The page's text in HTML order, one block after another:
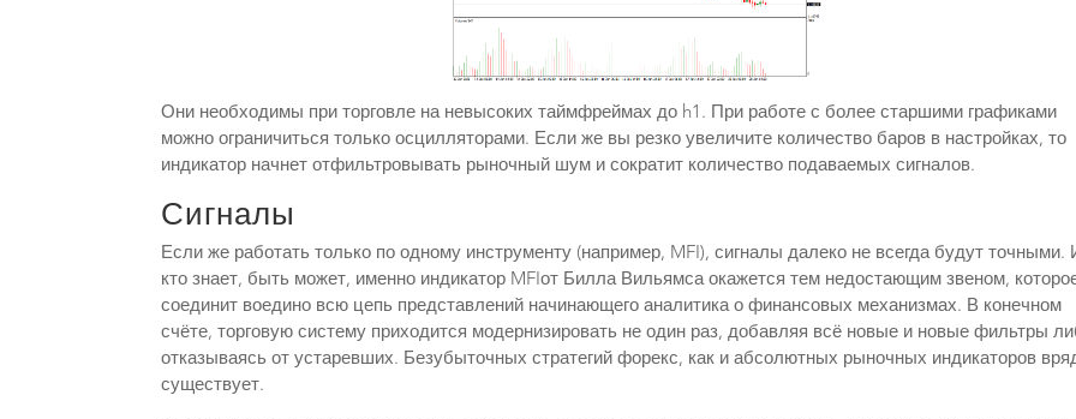
Они необходимы при торговле на невысоких таймфреймах до h1. При работе с более старшими графиками
можно ограничиться только осцилляторами. Если же вы резко увеличите количество баров в настройках, то
индикатор начнет отфильтровывать рыночный шум и сократит количество подаваемых сигналов.
Сигналы
Если же работать только по одному инструменту (например, MFI), сигналы далеко не всегда будут точными.
кто знает, быть может, именно индикатор MFIот Билла Вильямса окажется тем недостающим звеном,
соединит воедино всю цепь представлений начинающего аналитика о финансовых механизмах. В конечном
счёте, торговую систему приходится модернизировать не один раз, добавляя всё новые и новые фильтры
отказываясь от устаревших. Безубыточных стратегий форекс, как и абсолютных рыночных индикаторов
существует.